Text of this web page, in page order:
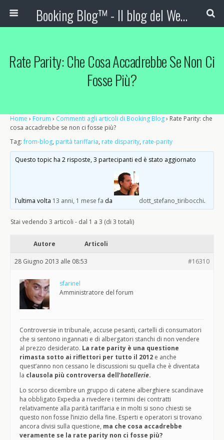
Booking Blog™ - Il blog del Web Marketing Turistico
Rate Parity: Che Cosa Accadrebbe Se Non Ci
Fosse Più?
Home › Forum › Commenti agli articoli di Booking Blog› Rate Parity: che
cosa accadrebbe se non ci fosse più?
Tag:from-blog, parità tariffaria, rate disparity, rate-parity
Questo topic ha 2 risposte, 3 partecipanti ed è stato aggiornato
l'ultima volta 13 anni, 1 mese fa da dott_stefano_tiribocchi.
Stai vedendo 3 articoli - dal 1 a 3 (di 3 totali)
Autore Articoli
28 Giugno 2013 alle 08:53 #16310
sfarinel
Amministratore del forum
Controversie in tribunale, accuse pesanti, cartelli di consumatori
che si sentono ingannati e di albergatori stanchi di non vendere
al prezzo desiderato. La rate parity è una questione
rimasta sotto ai riflettori per tutto il 2012 e anche
quest’anno non cessano le discussioni su quella che è diventata
la clausola più controversa dell’hotellerie.
Lo scorso dicembre un gruppo di catene alberghiere scandinave
ha obbligato Expedia a rivedere i termini dei contratti
relativamente alla parità tariffaria e in molti si sono chiesti se
questo non fosse l’inizio della fine. Esperti e operatori si trovano
ancora divisi sulla questione, ma che cosa accadrebbe
veramente se la rate parity non ci fosse più?